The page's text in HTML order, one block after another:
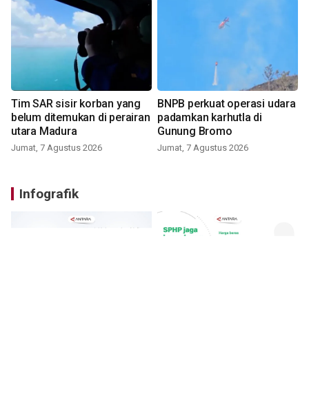
Tim SAR sisir korban yang
belum ditemukan di perairan
utara Madura
Jumat, 7 Agustus 2026
BNPB perkuat operasi udara
padamkan karhutla di
Gunung Bromo
Jumat, 7 Agustus 2026
Infografik